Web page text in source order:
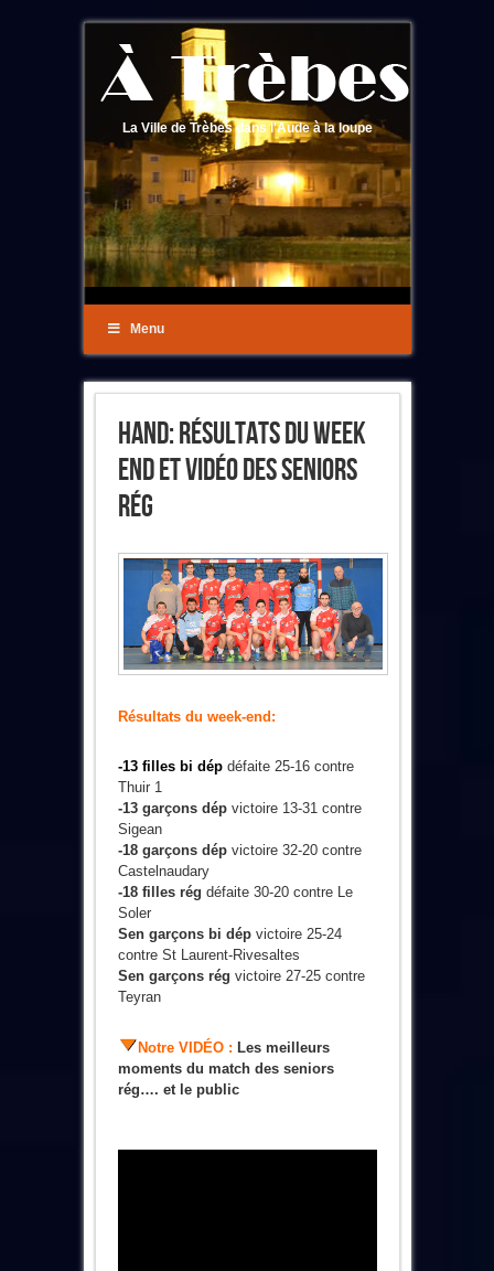
La Ville de Trèbes dans l'Aude à la loupe
Menu
Hand: Résultats Du Week
End Et Vidéo Des Seniors
Rég
Résultats du week-end:
-13 filles bi dépdéfaite 25-16 contre
Thuir 1
-13 garçons dépvictoire 13-31 contre
Sigean
-18 garçons dépvictoire 32-20 contre
Castelnaudary
-18 filles rég défaite 30-20 contre Le
Soler
Sen garçons bi dépvictoire 25-24
contre St Laurent-Rivesaltes
Sen garçons rég victoire 27-25 contre
Teyran
Notre VIDÉO : Les meilleurs
moments du match des seniors
rég…. et le public